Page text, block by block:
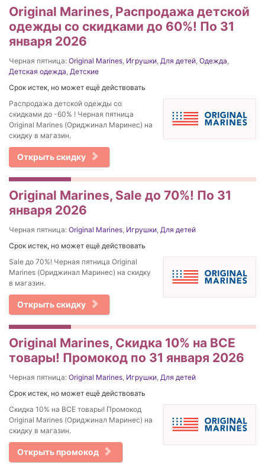
Original Marines, Распродажа детской
одежды со скидками до 60%! По 31
января 2026
Черная пятница: Original Marines, Игрушки, Для детей, Одежда,
Детская одежда, Детские
Срок истек, но может ещё действовать
Распродажа детской одежды со
скидками до -60% ! Черная пятница
Original Marines (Ориджинал Маринес) на
скидку в магазин.
Открыть скидку
Original Marines, Sale до 70%! По 31
января 2026
Черная пятница: Original Marines, Игрушки, Для детей
Срок истек, но может ещё действовать
Sale до 70%! Черная пятница Original
Marines (Ориджинал Маринес) на скидку
в магазин.
Открыть скидку
Original Marines, Скидка 10% на ВСЕ
товары! Промокод по 31 января 2026
Черная пятница: Original Marines, Игрушки, Для детей
Срок истек, но может ещё действовать
Скидка 10% на ВСЕ товары! Промокод
Original Marines (Ориджинал Маринес) на
скидку в магазин.
Открыть промокод